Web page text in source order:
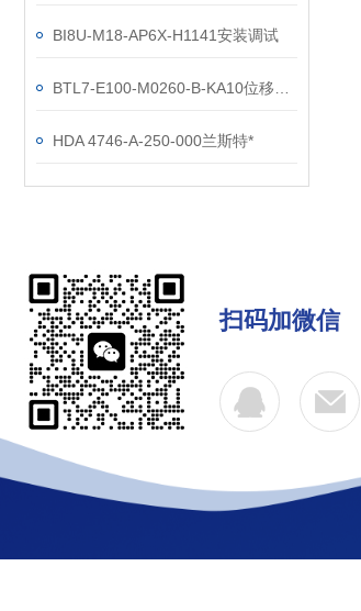
BI8U-M18-AP6X-H1141安装调试
HDA 4746-A-250-000兰斯特*
扫码加微信